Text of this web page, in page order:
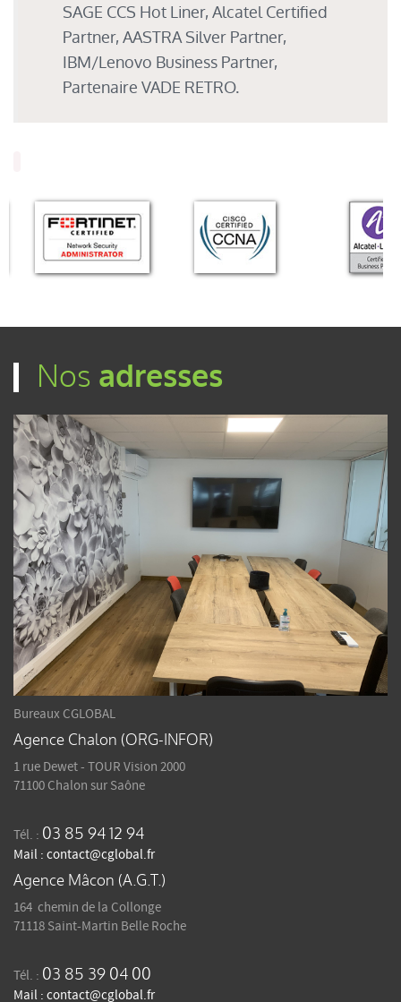
SAGE CCS Hot Liner, Alcatel Certified
Partner, AASTRA Silver Partner,
IBM/Lenovo Business Partner,
Partenaire VADE RETRO.
Nos adresses
Bureaux CGLOBAL
Agence Chalon (ORG-INFOR)
1 rue Dewet - TOUR Vision 2000
71100 Chalon sur Saône
Tél. : 03 85 94 12 94
Mail : contact@cglobal.fr
Agence Mâcon (A.G.T.)
164 chemin de la Collonge
71118 Saint-Martin Belle Roche
Tél. : 03 85 39 04 00
Mail : contact@cglobal.fr